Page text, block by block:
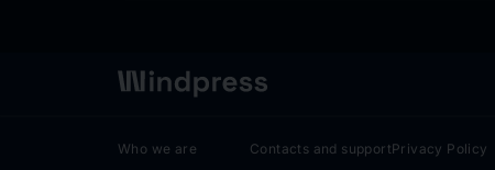
Who we are Contacts and supportPrivacy Policy